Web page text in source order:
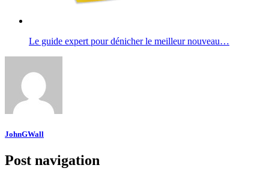
Le guide expert pour dénicher le meilleur nouveau…
JohnGWall
Post navigation